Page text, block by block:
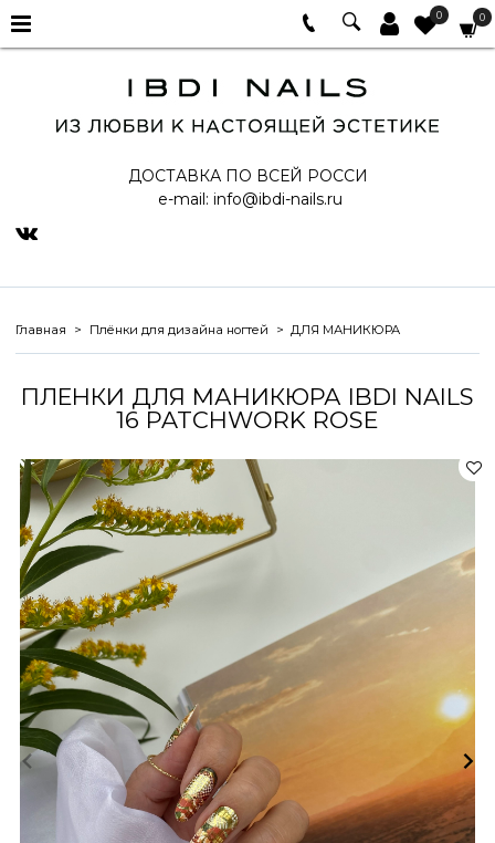
0 0
ДОСТАВКА ПО ВСЕЙ РОССИ
e-mail: info@ibdi-nails.ru
Главная Плёнки для дизайна ногтей ДЛЯ МАНИКЮРА
ПЛЕНКИ ДЛЯ МАНИКЮРА IBDI NAILS
16 PATCHWORK ROSE